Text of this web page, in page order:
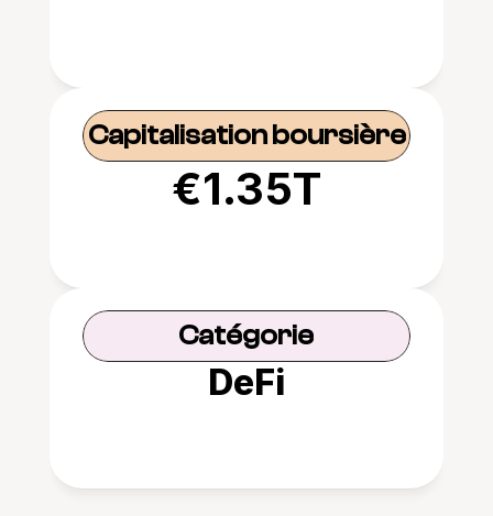
Capitalisation boursière
€1.35T
Catégorie
DeFi